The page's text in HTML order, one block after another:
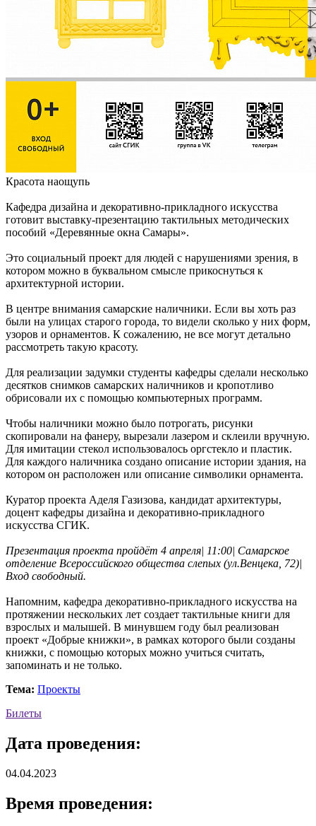
Красота наощупь
Кафедра дизайна и декоративно-прикладного искусства
готовит выставку-презентацию тактильных методических
пособий «Деревянные окна Самары».
Это социальный проект для людей с нарушениями зрения, в
котором можно в буквальном смысле прикоснуться к
архитектурной истории.
В центре внимания самарские наличники. Если вы хоть раз
были на улицах старого города, то видели сколько у них форм,
узоров и орнаментов. К сожалению, не все могут детально
рассмотреть такую красоту.
Для реализации задумки студенты кафедры сделали несколько
десятков снимков самарских наличников и кропотливо
обрисовали их с помощью компьютерных программ.
Чтобы наличники можно было потрогать, рисунки
скопировали на фанеру, вырезали лазером и склеили вручную.
Для имитации стекол использовалось оргстекло и пластик.
Для каждого наличника создано описание истории здания, на
котором он расположен или описание символики орнамента.
Куратор проекта Аделя Газизова, кандидат архитектуры,
доцент кафедры дизайна и декоративно-прикладного
искусства СГИК.
Презентация проекта пройдёт 4 апреля| 11:00| Самарское
отделение Всероссийского общества слепых (ул.Венцека, 72)|
Вход свободный.
Напомним, кафедра декоративно-прикладного искусства на
протяжении нескольких лет создает тактильные книги для
взрослых и малышей. В минувшем году был реализован
проект «Добрые книжки», в рамках которого были созданы
книжки, с помощью которых можно учиться считать,
запоминать и не только.
Тема: Проекты
Билеты
Дата проведения:
04.04.2023
Время проведения: